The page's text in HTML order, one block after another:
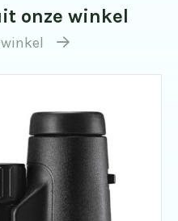
onze winkel